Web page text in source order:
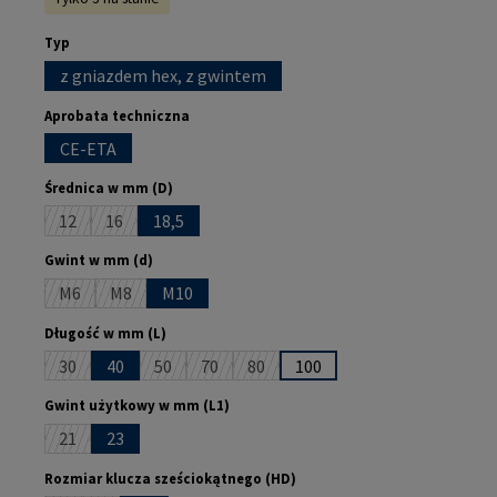
Wybierz
Typ
z gniazdem hex, z gwintem
Wybierz
Aprobata techniczna
CE-ETA
Wybierz
Średnica w mm (D)
12(Ta opcja jest obecnie niedostępna.)
16(Ta opcja jest obecnie niedostępna.)
18,5
Wybierz
Gwint w mm (d)
M6(Ta opcja jest obecnie niedostępna.)
M8(Ta opcja jest obecnie niedostępna.)
M10
Wybierz
Długość w mm (L)
30(Ta opcja jest obecnie niedostępna.)
40 50(Ta opcja jest obecnie niedostępna.)
70(Ta opcja jest obecnie niedostępna.)
80(Ta opcja jest obecnie niedostępna.)
100
Wybierz
Gwint użytkowy w mm (L1)
21(Ta opcja jest obecnie niedostępna.)
23
Wybierz
Rozmiar klucza sześciokątnego (HD)